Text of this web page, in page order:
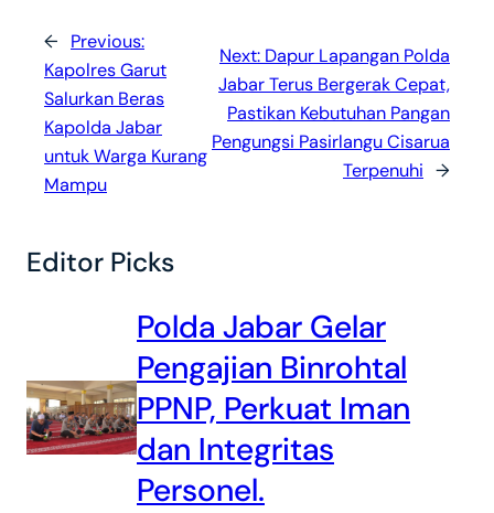
←
Previous:
Kapolres Garut
Salurkan Beras
Kapolda Jabar
untuk Warga Kurang
Mampu
Next: Dapur Lapangan Polda
Jabar Terus Bergerak Cepat,
Pastikan Kebutuhan Pangan
Pengungsi Pasirlangu Cisarua
Terpenuhi →
Editor Picks
Polda Jabar Gelar
Pengajian Binrohtal
PPNP, Perkuat Iman
dan Integritas
Personel.